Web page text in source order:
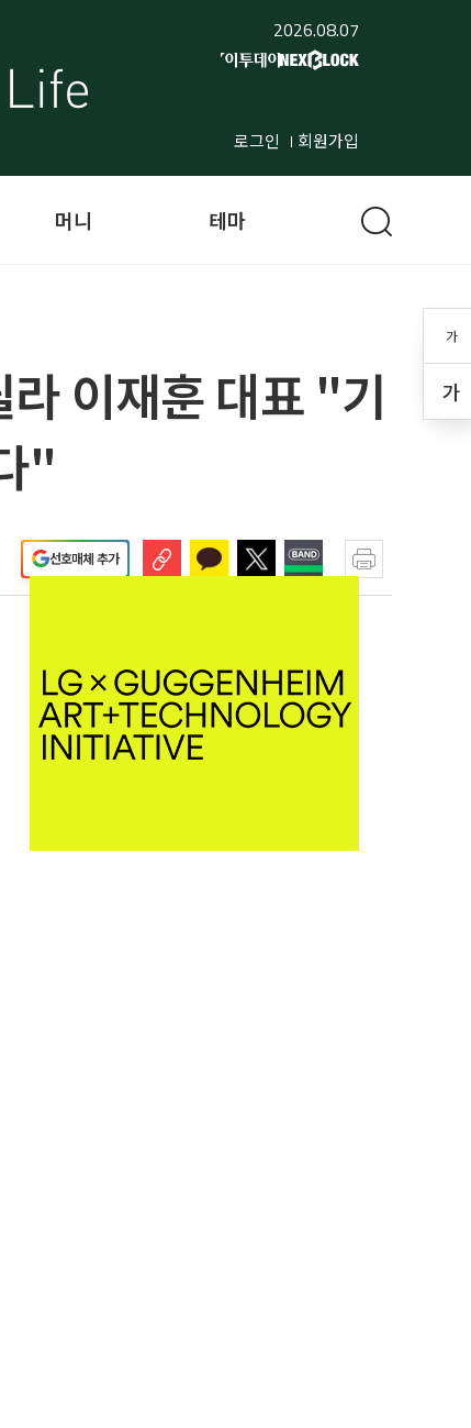
2026.08.07
로그인 회원가입
가
가
머니 테마
이재훈 대표 "기
"
선호매체 추가